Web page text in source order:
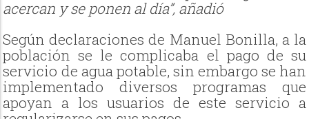
acercan y se ponen al día”, añadió
Según declaraciones de Manuel Bonilla, a la
población se le complicaba el pago de su
servicio de agua potable, sin embargo se han
implementado diversos programas que
apoyan a los usuarios de este servicio a